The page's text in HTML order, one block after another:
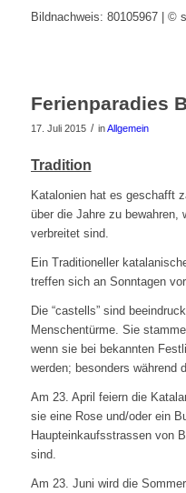
Bildnachweis: 80105967 | ©
Ferienparadies
17. Juli 2015 / inAllgemein
Tradition
Katalonien hat es geschafft
über die Jahre zu bewahren,
verbreitet sind.
Ein Traditioneller
treffen sich an Sonntagen
Die “castells” sind
Menschentürme. Sie
wenn sie bei bekannten
werden; besonders während
Am 23. April feiern die
sie eine Rose und/oder ein
Haupteinkaufsstrassen von
sind.
Am 23. Juni wird die